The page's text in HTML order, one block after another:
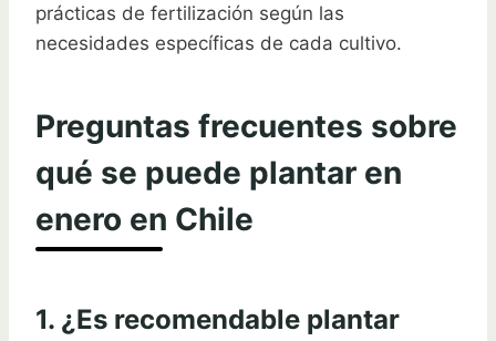
prácticas de fertilización según las
necesidades específicas de cada cultivo.
Preguntas frecuentes sobre
qué se puede plantar en
enero en Chile
1. ¿Es recomendable plantar